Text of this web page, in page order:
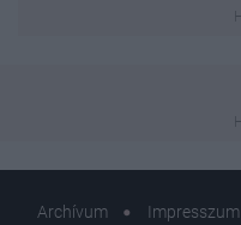
Archívum Impresszum